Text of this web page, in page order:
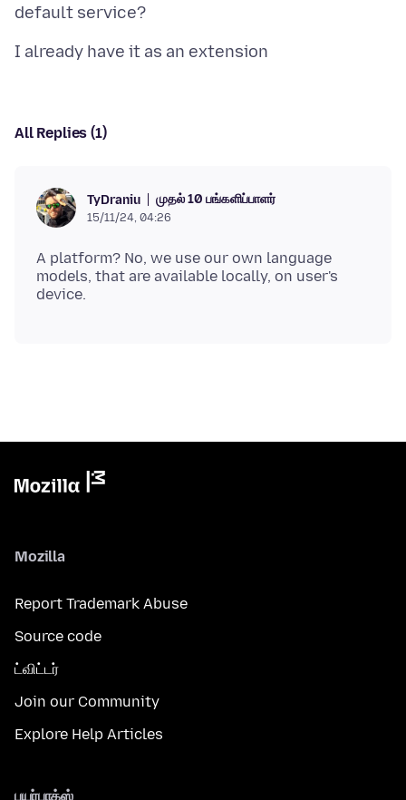
All Replies (1)
TyDraniu முதல் 10 பங்களிப்பாளர்
15/11/24, 04:26
A platform? No, we use our own language
models, that are available locally, on user's
Mozilla
Report Trademark Abuse
Source code
ட்விட்டர்
Join our Community
Explore Help Articles
பயர்பாக்ஸ்